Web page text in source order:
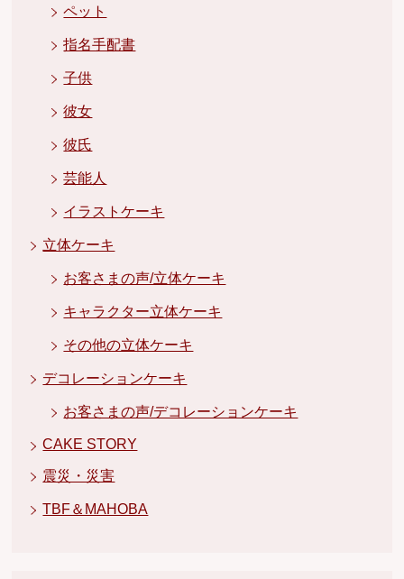
ペット
指名手配書
子供
彼女
彼氏
芸能人
イラストケーキ
立体ケーキ
お客さまの声/立体ケーキ
キャラクター立体ケーキ
その他の立体ケーキ
デコレーションケーキ
お客さまの声/デコレーションケーキ
CAKE STORY
震災・災害
TBF＆MAHOBA